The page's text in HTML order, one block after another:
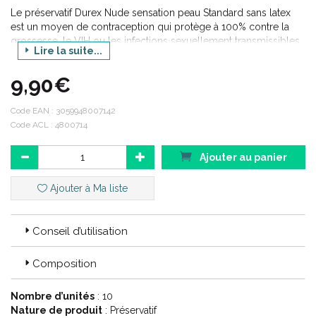
Le préservatif Durex Nude sensation peau Standard sans latex
est un moyen de contraception qui protège à 100% contre la
grossesse, le VIH ou les infections sexuellement transmissibles.
Il est spécialement conçu pour les personnes allergiques au
rapports.
Lire la suite...
9,90€
Code EAN : 3059948007142
Code ACL : 4800714
Ajouter au panier
Ajouter à Ma liste
Conseil d’utilisation
Composition
Nombre d’unités : 10
Nature de produit : Préservatif